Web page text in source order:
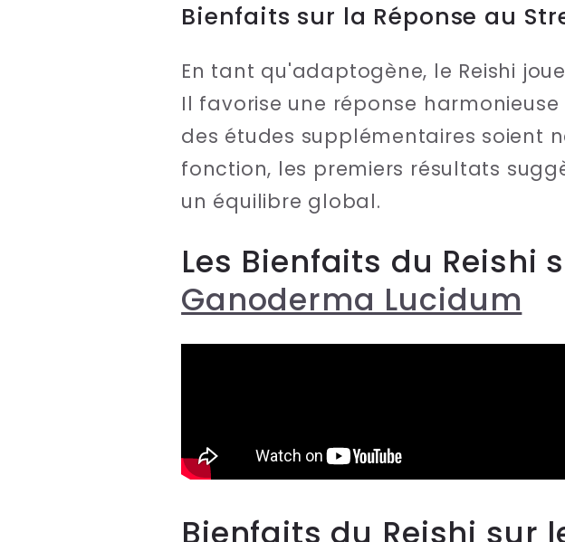
Bienfaits sur la Réponse au
En tant qu'adaptogène, le Reishi
Il favorise une réponse
des études supplémentaires soient
fonction, les premiers résultats
un équilibre global.
Les Bienfaits du Reishi
Ganoderma Lucidum